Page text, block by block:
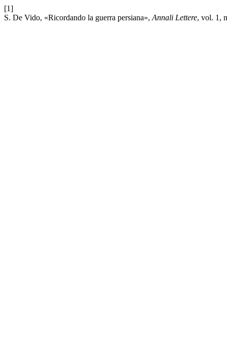
[1]
S. De Vido, «Ricordando la guerra persiana», Annali Lettere, vol. 1,